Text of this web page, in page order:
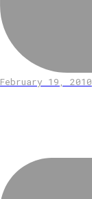
February 19, 2010